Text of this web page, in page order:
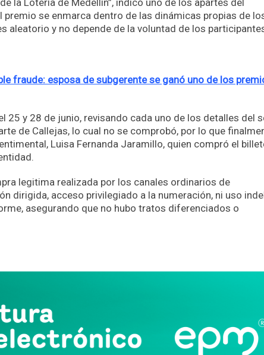
se enmarca dentro de las dinámicas propias de
aleatorio y no depende de la voluntad de los
fraude: esposa de subgerente se ganó uno de los
25 y 28 de junio, revisando cada uno de los detalles del
de Callejas, lo cual no se comprobó, por lo que
Luisa Fernanda Jaramillo, quien compró el
legitima realizada por los canales ordinarios de
dirigida, acceso privilegiado a la numeración, ni uso
asegurando que no hubo tratos diferenciados o